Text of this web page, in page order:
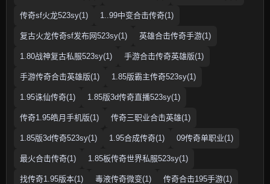
传奇sf火龙523sy(1) 1..99中变合击传奇(1)
复古火龙传奇sf发布网523sy(1) 英雄合击传奇手游(1)
1.80战神复古私服523sy(1) 手游合击传奇英雄版(1)
手游传奇合击英雄版(1) 1.85版霸主传奇523sy(1)
1.95诛仙传奇(1) 1.85版3d传奇直播523sy(1)
传奇1.95皓月手机版(1) 传奇三职业合击英雄(1)
1.85版3d传奇523sy(1) 1.95合成传奇(1) 09传奇单职业(1)
最火合击传奇(1) 1.85板传奇世界私服523sy(1)
找传奇1.95版本(1) 毒液传奇微变(1) 传奇合击195手游(1)